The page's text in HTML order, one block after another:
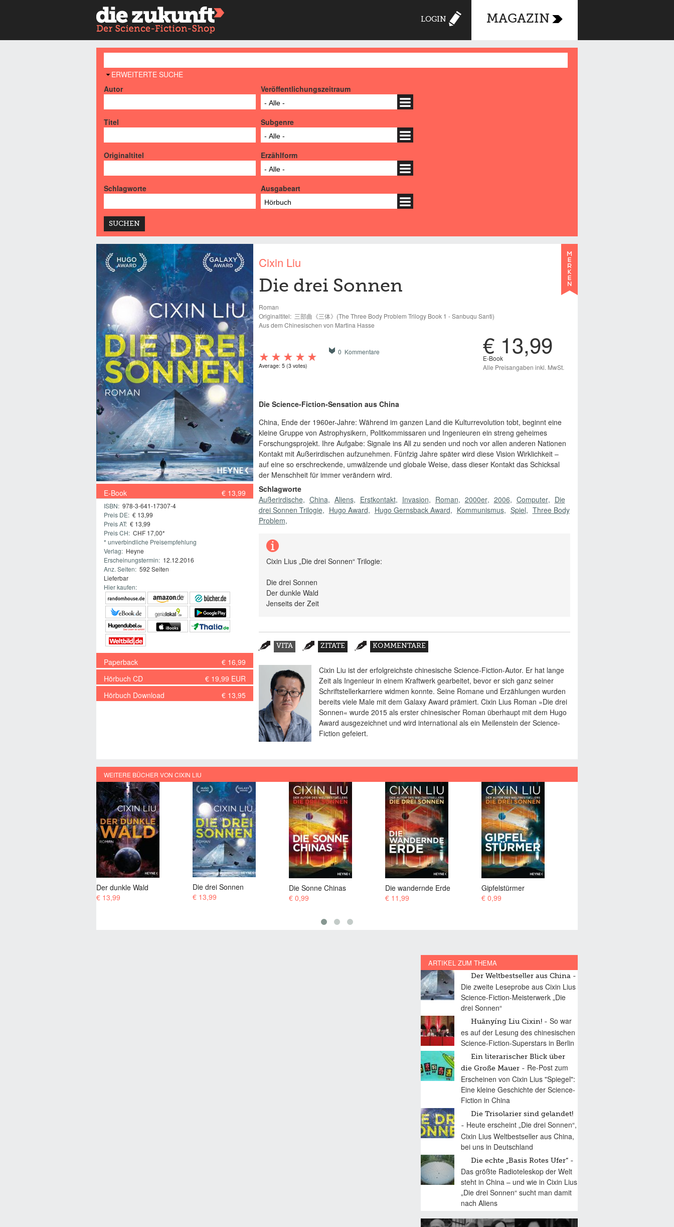
LOGIN MAGAZIN
AUSBLENDEN
ERWEITERTE SUCHE
Autor
Veröffentlichungszeitraum
- Alle -
Titel Subgenre
- Alle -
Originaltitel Erzählform
- Alle -
Schlagworte Ausgabeart
Hörbuch
E-Book € 13,99
ISBN: 978-3-641-17307-4
Preis DE: € 13,99
Preis AT: € 13,99
Preis CH: CHF 17,00*
* unverbindliche Preisempfehlung
Verlag: Heyne
Erscheinungstermin: 12.12.2016
Anz. Seiten: 592 Seiten
Lieferbar
Hier kaufen:
Paperback
€ 16,99
Hörbuch CD
€ 19,99 EUR
Hörbuch Download
€ 13,95
Cixin Liu
Die drei Sonnen
Roman
Originaltitel: 三部曲《三体》(The Three Body Problem Trilogy Book 1 - Sanbuqu Santi)
Aus dem Chinesischen von Martina Hasse
Average: 5 (3votes)
0 Kommentare € 13,99
E-Book
Alle Preisangaben inkl. MwSt.
Die Science-Fiction-Sensation aus China
China, Ende der 1960er-Jahre: Während im ganzen Land die Kulturrevolution tobt, beginnt eine
kleine Gruppe von Astrophysikern, Politkommissaren und Ingenieuren ein streng geheimes
Forschungsprojekt. Ihre Aufgabe: Signale ins All zu senden und noch vor allen anderen Nationen
Kontakt mit Außerirdischen aufzunehmen. Fünfzig Jahre später wird diese Vision Wirklichkeit –
auf eine so erschreckende, umwälzende und globale Weise, dass dieser Kontakt das Schicksal
der Menschheit für immer verändern wird.
Schlagworte
Außerirdische
China Aliens Erstkontakt Invasion Roman 2000er 2006 Computer
Die
drei Sonnen Trilogie
Hugo Award Hugo Gernsback Award Kommunismus Spiel
Three Body
Problem
Cixin Lius „Die drei Sonnen“ Trilogie:
Die drei Sonnen
Der dunkle Wald
Jenseits der Zeit
Zusatzmaterial
VITA
REITER)
ZITATE KOMMENTARE
Cixin Liu ist der erfolgreichste chinesische Science-Fiction-Autor. Er hat lange
Zeit als Ingenieur in einem Kraftwerk gearbeitet, bevor er sich ganz seiner
Schriftstellerkarriere widmen konnte. Seine Romane und Erzählungen wurden
bereits viele Male mit dem Galaxy Award prämiert. Cixin Lius Roman »Die drei
Sonnen« wurde 2015 als erster chinesischer Roman überhaupt mit dem Hugo
Award ausgezeichnet und wird international als ein Meilenstein der Science-
Fiction gefeiert.
WEITERE BÜCHER VON CIXIN LIU
Die drei Sonnen
€ 13,99
Die Sonne Chinas
€ 0,99
Die wandernde Erde
€ 11,99
Gipfelstürmer
€ 0,99
Jenseits der Zeit
€ 13,99
ARTIKEL ZUM THEMA
Der Weltbestseller aus China
Die zweite Leseprobe aus Cixin Lius
Science-Fiction-Meisterwerk „Die
drei Sonnen“
Huānyíng Liu Cixin!
So war
es auf der Lesung des chinesischen
Science-Fiction-Superstars in Berlin
Ein literarischer Blick über
die Große Mauer
Re-Post zum
Erscheinen von Cixin Lius "Spiegel":
Eine kleine Geschichte der Science-
Fiction in China
Die Trisolarier sind gelandet!
Heute erscheint „Die drei Sonnen“,
Cixin Lius Weltbestseller aus China,
bei uns in Deutschland
Die echte „Basis Rotes Ufer“
Das größte Radioteleskop der Welt
steht in China – und wie in Cixin Lius
„Die drei Sonnen“ sucht man damit
nach Aliens